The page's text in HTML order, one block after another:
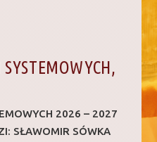
2026 – 2027
SŁAWOMIR SÓWKA